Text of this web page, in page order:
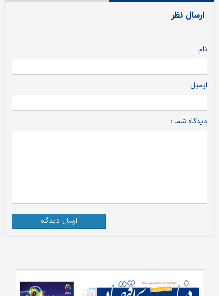
ارسال نظر
نام
ایمیل
دیدگاه شما :
ارسال دیدگاه